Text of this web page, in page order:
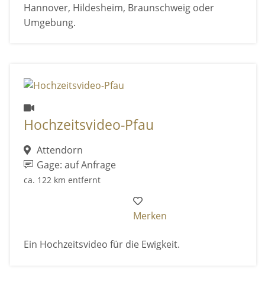
Hannover, Hildesheim, Braunschweig oder
Umgebung.
Hochzeitsvideo-Pfau
Attendorn
Gage: auf Anfrage
ca. 122 km entfernt
Merken
Ein Hochzeitsvideo für die Ewigkeit.